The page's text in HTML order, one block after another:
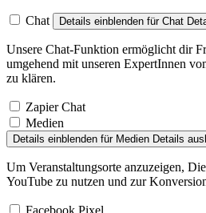
Chat Details einblenden für Chat
Unsere Chat-Funktion ermöglicht dir
umgehend mit unseren ExpertInnen
zu klären.
Zapier Chat
Medien
Details einblenden für Medien Details
Um Veranstaltungsorte anzuzeigen,
YouTube zu nutzen und zur